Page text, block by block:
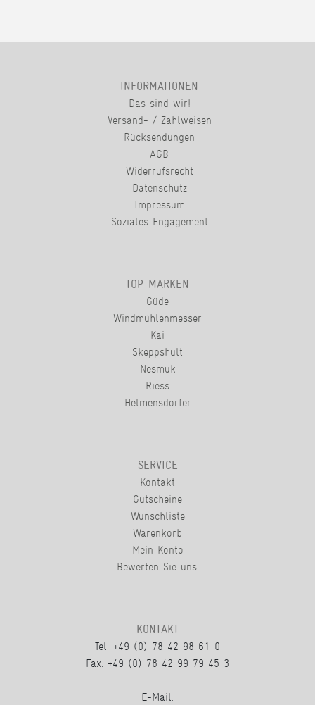
INFORMATIONEN
Das sind wir!
Versand- / Zahlweisen
Rücksendungen
AGB
Widerrufsrecht
Datenschutz
Impressum
Soziales Engagement
TOP-MARKEN
Güde
Windmühlenmesser
Kai
Skeppshult
Nesmuk
Riess
Helmensdorfer
SERVICE
Kontakt
Gutscheine
Wunschliste
Warenkorb
Mein Konto
Bewerten Sie uns.
KONTAKT
Tel: +49 (0) 78 42 98 61 0
Fax: +49 (0) 78 42 99 79 45 3
E-Mail: